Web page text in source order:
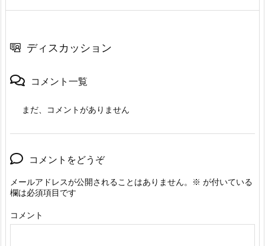
ディスカッション
コメント一覧
まだ、コメントがありません
コメントをどうぞ
メールアドレスが公開されることはありません。 ※ が付いている
欄は必須項目です
コメント